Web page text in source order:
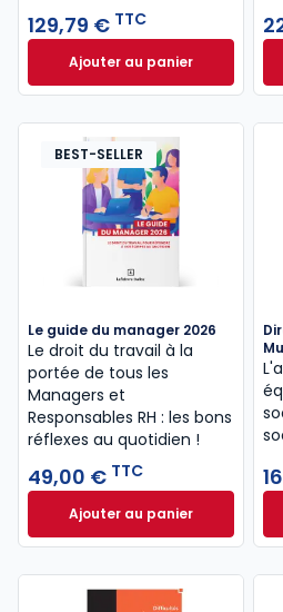
129,79 € TTC
Ajouter au panierDirection[s] Formule
BEST-SELLER
Le guide du manager 2026
Le droit du travail à la
portée de tous les
Managers et
Responsables RH : les bons
réflexes au quotidien !
49,00 € TTC
Ajouter au panier
Le guide du